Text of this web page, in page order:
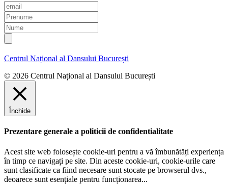
E
m
a
i
l
P
r
e
n
m
N
u
m
e
Centrul Național al Dansului București
© 2026 Centrul Național al Dansului București
Închide
Prezentare generale a politicii de confidentialitate
Acest site web folosește cookie-uri pentru a vă îmbunătăți experiența
în timp ce navigați pe site. Din aceste cookie-uri, cookie-urile care
sunt clasificate ca fiind necesare sunt stocate pe browserul dvs.,
deoarece sunt esențiale pentru funcționarea...